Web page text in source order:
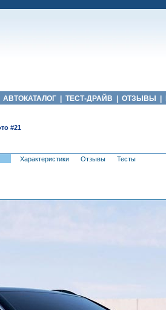
АВТОКАТАЛОГ ТЕСТ-ДРАЙВ ОТЗЫВЫ
#21
Характеристики Отзывы Тесты